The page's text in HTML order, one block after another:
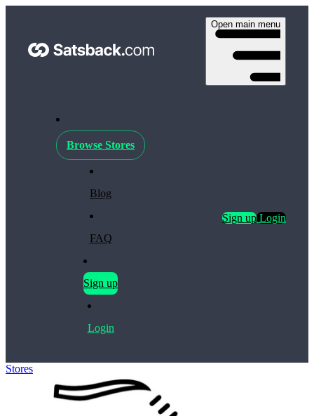
Open main menu
Browse Stores
Blog
FAQ
Sign up
Login
Sign upLogin
Stores